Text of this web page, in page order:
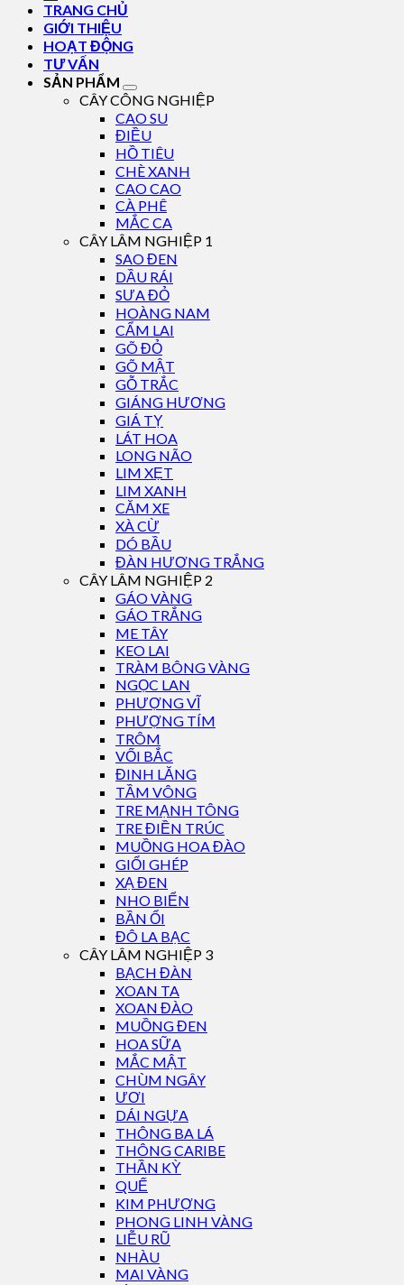
TRANG CHỦ
GIỚI THIỆU
HOẠT ĐỘNG
TƯ VẤN
SẢN PHẨM
CÂY CÔNG NGHIỆP
CAO SU
ĐIỀU
HỒ TIÊU
CHÈ XANH
CAO CAO
CÀ PHÊ
MẮC CA
CÂY LÂM NGHIỆP 1
SAO ĐEN
DẦU RÁI
SƯA ĐỎ
HOÀNG NAM
CẨM LAI
GÕ ĐỎ
GÕ MẬT
GỖ TRẮC
GIÁNG HƯƠNG
GIÁ TỴ
LÁT HOA
LONG NÃO
LIM XẸT
LIM XANH
CĂM XE
XÀ CỪ
DÓ BẦU
ĐÀN HƯƠNG TRẮNG
CÂY LÂM NGHIỆP 2
GÁO VÀNG
GÁO TRẮNG
ME TÂY
KEO LAI
TRÀM BÔNG VÀNG
NGỌC LAN
PHƯỢNG VĨ
PHƯỢNG TÍM
TRÔM
VỐI BẮC
ĐINH LĂNG
TẦM VÔNG
TRE MẠNH TÔNG
TRE ĐIỀN TRÚC
MUỒNG HOA ĐÀO
GIỔI GHÉP
XẠ ĐEN
NHO BIỂN
BẦN ỔI
ĐÔ LA BẠC
CÂY LÂM NGHIỆP 3
BẠCH ĐÀN
XOAN TA
XOAN ĐÀO
MUỒNG ĐEN
HOA SỮA
MẮC MẬT
CHÙM NGÂY
ƯƠI
DÁI NGỰA
THÔNG BA LÁ
THÔNG CARIBE
THẦN KỲ
QUẾ
KIM PHƯỢNG
PHONG LINH VÀNG
LIỄU RŨ
NHÀU
MAI VÀNG